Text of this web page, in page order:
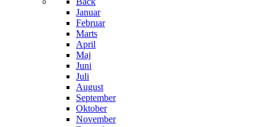
Januar
Februar
Marts
April
Maj
Juni
Juli
August
September
Oktober
November